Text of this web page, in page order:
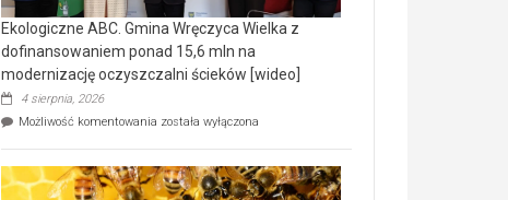
Ekologiczne ABC. Gmina Wręczyca Wielka z
dofinansowaniem ponad 15,6 mln na
modernizację oczyszczalni ścieków [wideo]
4 sierpnia, 2026
Możliwość komentowania Ekologiczne
Wręczyca
Wielka
została wyłączona